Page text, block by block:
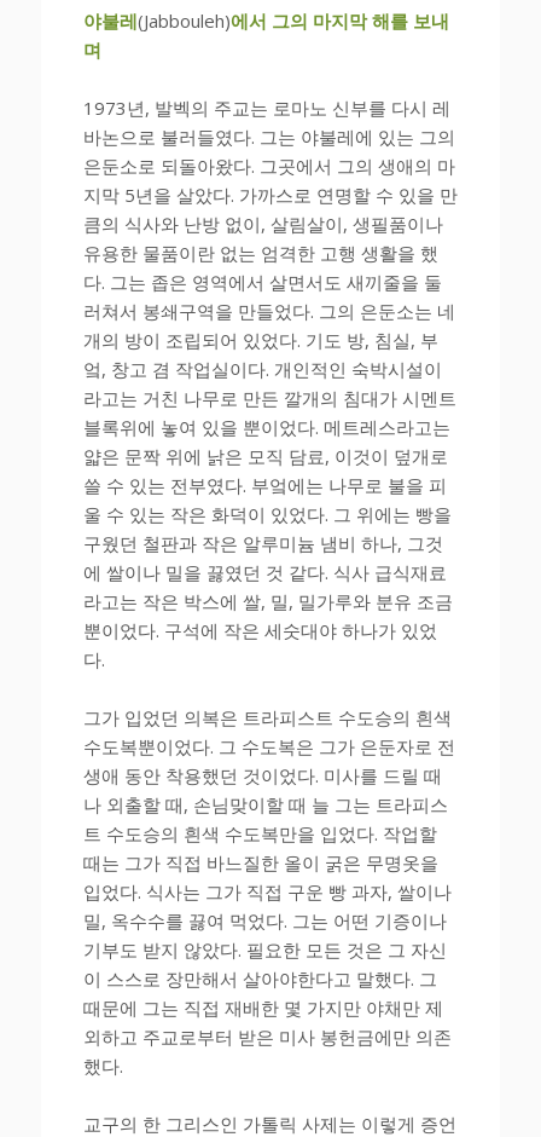
야불레(Jabbouleh)에서 그의 마지막 해를 보내
며
1973년, 발벡의 주교는 로마노 신부를 다시 레
바논으로 불러들였다. 그는 야불레에 있는 그의
은둔소로 되돌아왔다. 그곳에서 그의 생애의 마
지막 5년을 살았다. 가까스로 연명할 수 있을 만
큼의 식사와 난방 없이, 살림살이, 생필품이나
유용한 물품이란 없는 엄격한 고행 생활을 했
다. 그는 좁은 영역에서 살면서도 새끼줄을 둘
러쳐서 봉쇄구역을 만들었다. 그의 은둔소는 네
개의 방이 조립되어 있었다. 기도 방, 침실, 부
엌, 창고 겸 작업실이다. 개인적인 숙박시설이
라고는 거친 나무로 만든 깔개의 침대가 시멘트
블록위에 놓여 있을 뿐이었다. 메트레스라고는
얇은 문짝 위에 낡은 모직 담료, 이것이 덮개로
쓸 수 있는 전부였다. 부엌에는 나무로 불을 피
울 수 있는 작은 화덕이 있었다. 그 위에는 빵을
구웠던 철판과 작은 알루미늄 냄비 하나, 그것
에 쌀이나 밀을 끓였던 것 같다. 식사 급식재료
라고는 작은 박스에 쌀, 밀, 밀가루와 분유 조금
뿐이었다. 구석에 작은 세숫대야 하나가 있었
다.
그가 입었던 의복은 트라피스트 수도승의 흰색
수도복뿐이었다. 그 수도복은 그가 은둔자로 전
생애 동안 착용했던 것이었다. 미사를 드릴 때
나 외출할 때, 손님맞이할 때 늘 그는 트라피스
트 수도승의 흰색 수도복만을 입었다. 작업할
때는 그가 직접 바느질한 올이 굵은 무명옷을
입었다. 식사는 그가 직접 구운 빵 과자, 쌀이나
밀, 옥수수를 끓여 먹었다. 그는 어떤 기증이나
기부도 받지 않았다. 필요한 모든 것은 그 자신
이 스스로 장만해서 살아야한다고 말했다. 그
때문에 그는 직접 재배한 몇 가지만 야채만 제
외하고 주교로부터 받은 미사 봉헌금에만 의존
했다.
교구의 한 그리스인 가톨릭 사제는 이렇게 증언